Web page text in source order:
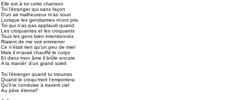
Elle est à toi cette chanson
Toi l'étranger qui sans façon
D'un air malheureux m'as souri
Lorsque les gendarmes m'ont pris
Toi qui n'as pas applaudi quand
Les croquantes et les croquants
Tous les gens bien intentionnés
Riaient de me voir emmener
Ce n'était rien qu'un peu de miel
Mais il m'avait chauffé le corps
Et dans mon âme il brûle encore
A la manièr' d'un grand soleil
Toi l'étranger quand tu mourras
Quand le croqu'mort t'emportera
Qu'il te conduise à travers ciel
Au père éternel"